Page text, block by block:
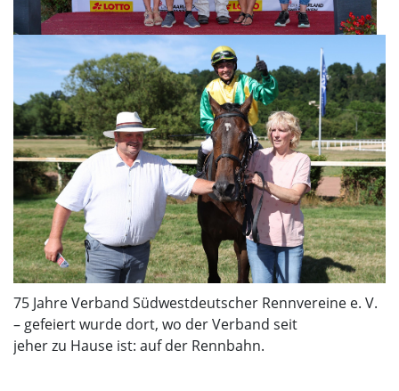
75 Jahre Verband Südwestdeutscher Rennvereine e. V.
– gefeiert wurde dort, wo der Verband seit
jeher zu Hause ist: auf der Rennbahn.